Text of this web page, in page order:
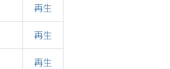
再生
再生
再生